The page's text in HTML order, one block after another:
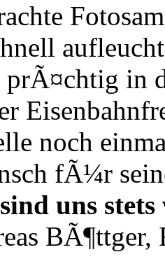
prÃ¤chtig in
noch
fÃ¼r
uns
BÃ¶ttger,